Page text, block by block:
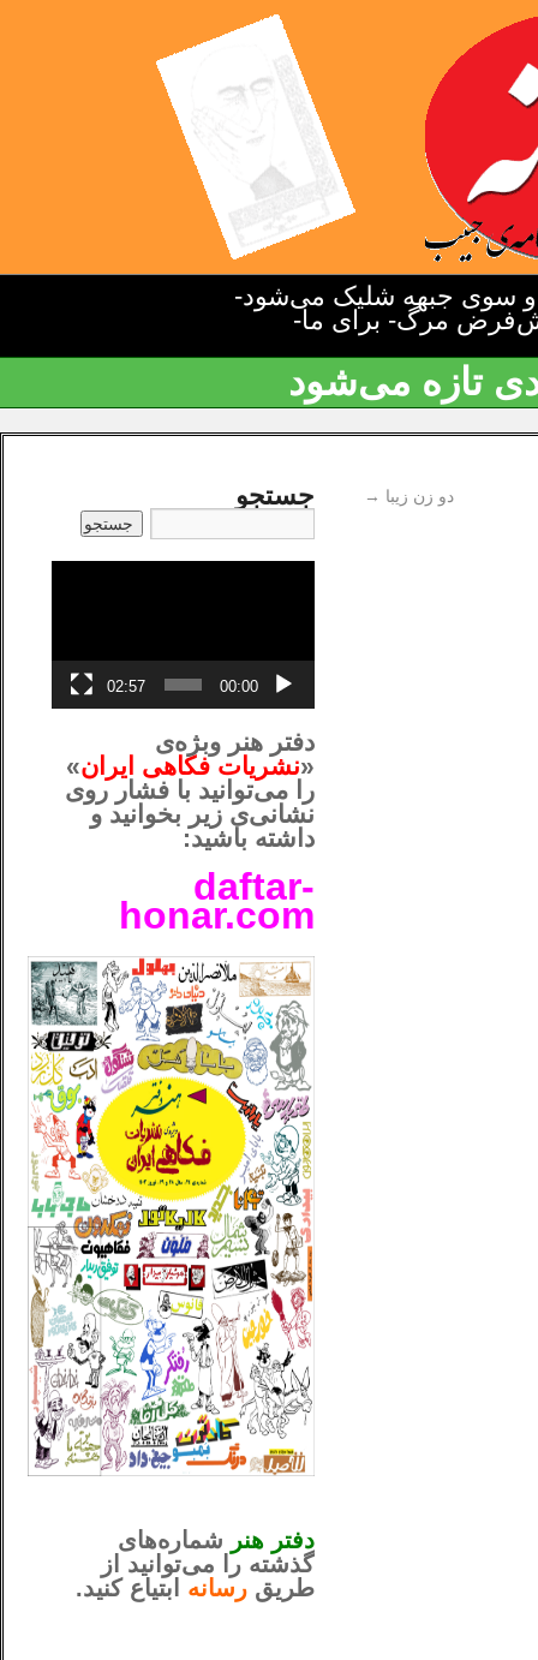
سوی جبهه شلیک می‌شود-
مرگ- برای ما-
تازه می‌شود
دو زن زیبا → جستجو
00:00
02:57
دفتر هنر وبژه‌ی
«نشریات فکاهی ایران»
را می‌توانید با فشار روی
نشانی‌ی زیر بخوانید و
داشته باشید:
daftar-
honar.com
دفتر هنر شماره‌های
گذشته را می‌توانید از
طریق رسانه ابتیاع کنید.